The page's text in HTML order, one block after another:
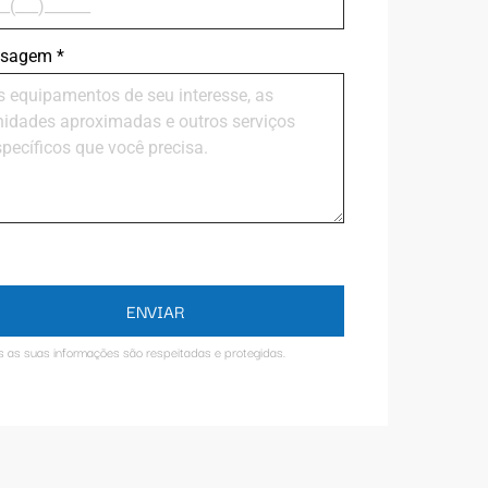
*
ENVIAR
as suas informações são respeitadas e protegidas.